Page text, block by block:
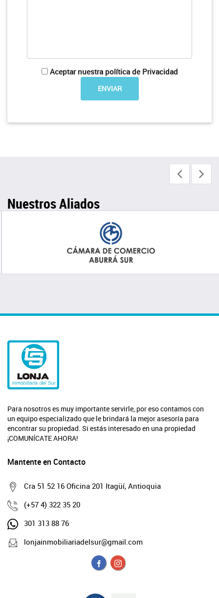
Aceptar nuestra política de Privacidad
Nuestros Aliados
Para nosotros es muy importante servirle, por eso contamos con
un equipo especializado que le brindará la mejor asesoría para
encontrar su propiedad. Si estás interesado en una propiedad
¡COMUNÍCATE AHORA!
Mantente en Contacto
Cra 51 52 16 Oficina 201 Itagüí, Antioquia
(+57 4) 322 35 20
301 313 88 76
lonjainmobiliariadelsur@gmail.com